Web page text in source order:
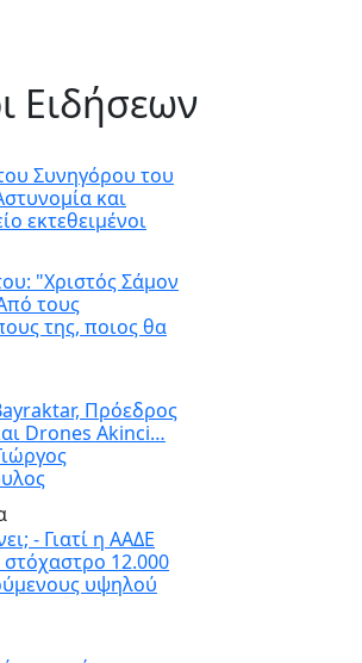
Ειδήσεων
Συνηγόρου του
και
εκτεθειμένοι
"Χριστός Σάμον
τους
της, ποιος θα
Πρόεδρος
Drones Akinci…
- Γιατί η ΑΑΔΕ
12.000
υψηλού